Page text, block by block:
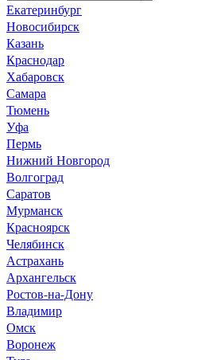
Екатеринбург
Новосибирск
Казань
Краснодар
Хабаровск
Самара
Тюмень
Уфа
Пермь
Нижний Новгород
Волгоград
Саратов
Мурманск
Красноярск
Челябинск
Астрахань
Архангельск
Ростов-на-Дону
Владимир
Омск
Воронеж